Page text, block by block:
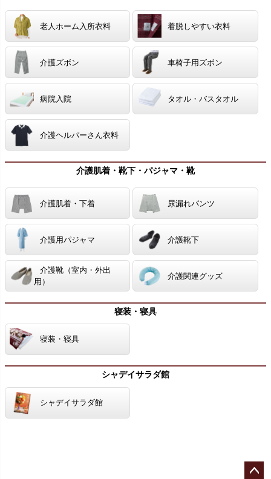
老人ホーム入所衣料 着脱しやすい衣料
介護ズボン 車椅子用ズボン
病院入院 タオル・バスタオル
介護ヘルパーさん衣料
介護肌着・靴下・パジャマ・靴
介護肌着・下着 尿漏れパンツ
介護用パジャマ 介護靴下
介護靴（室内・外出
用）
介護関連グッズ
寝装・寝具
寝装・寝具
シャデイサラダ館
シャデイサラダ館